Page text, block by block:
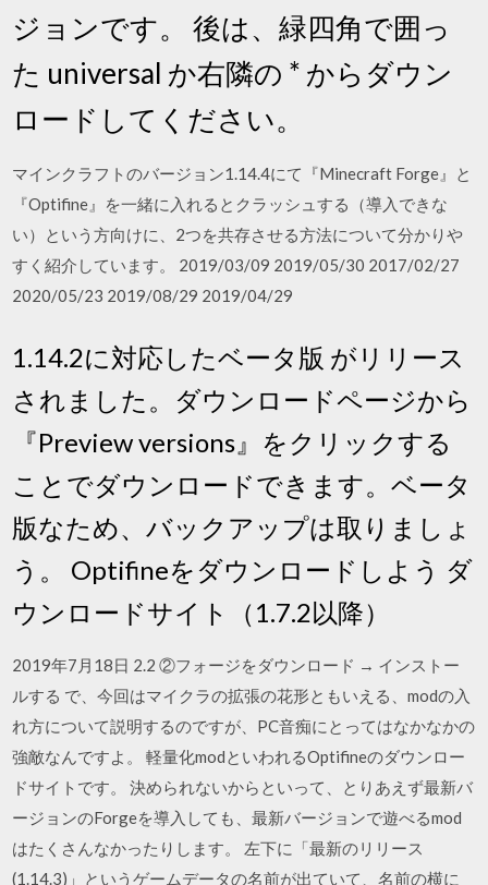
ジョンです。 後は、緑四角で囲っ
た universal か右隣の * からダウン
ロードしてください。
マインクラフトのバージョン1.14.4にて『Minecraft Forge』と
『Optifine』を一緒に入れるとクラッシュする（導入できな
い）という方向けに、2つを共存させる方法について分かりや
すく紹介しています。 2019/03/09 2019/05/30 2017/02/27
2020/05/23 2019/08/29 2019/04/29
1.14.2に対応したベータ版 がリリース
されました。ダウンロードページから
『Preview versions』をクリックする
ことでダウンロードできます。ベータ
版なため、バックアップは取りましょ
う。 Optifineをダウンロードしよう ダ
ウンロードサイト（1.7.2以降）
2019年7月18日 2.2 ②フォージをダウンロード → インストー
ルする で、今回はマイクラの拡張の花形ともいえる、modの入
れ方について説明するのですが、PC音痴にとってはなかなかの
強敵なんですよ。 軽量化modといわれるOptifineのダウンロー
ドサイトです。 決められないからといって、とりあえず最新バ
ージョンのForgeを導入しても、最新バージョンで遊べるmod
はたくさんなかったりします。 左下に「最新のリリース
(1.14.3)」というゲームデータの名前が出ていて、名前の横に